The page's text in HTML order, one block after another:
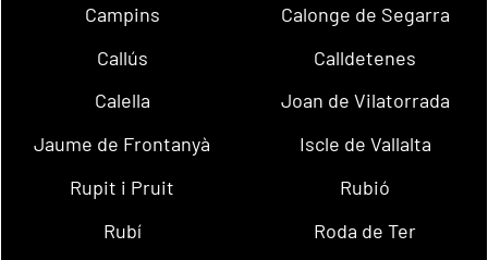
Campins
Calonge de Segarra
Callús
Calldetenes
Calella
Joan de Vilatorrada
Jaume de Frontanyà
Iscle de Vallalta
Rupit i Pruit
Rubió
Rubí
Roda de Ter